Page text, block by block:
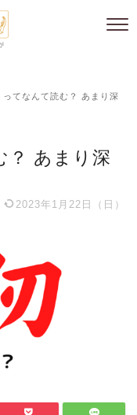
ってなんて読む？ あまり深
？ あまり深
2023年1月22日（日）